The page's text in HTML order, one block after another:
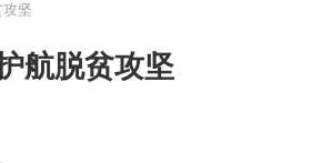
坚
航脱贫攻坚